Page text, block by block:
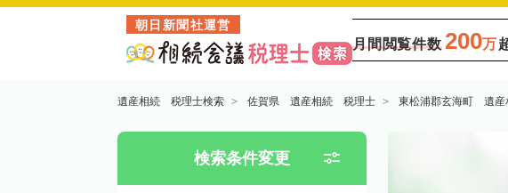
朝日新聞社運営
月間閲覧件数 200万
遺産相続 税理士検索 佐賀県 遺産相続 税理士 東松浦郡玄海町 遺
検索条件変更